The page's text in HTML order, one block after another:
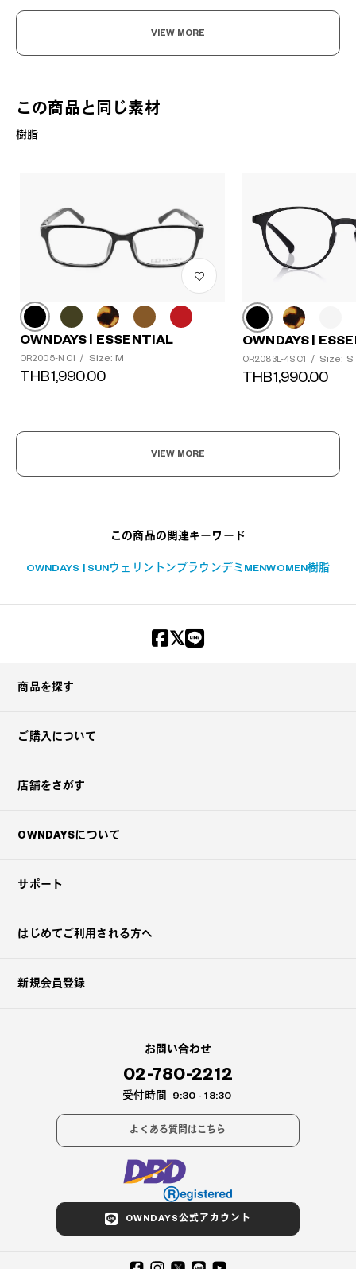
VIEW MORE
この商品と同じ素材
樹脂
OWNDAYS | ESSENTIAL
OR2005-N C1 / Size: M
THB1,990.00
OWNDAYS |
OR2083L-4S C1 / Size: S
THB1,990.00
VIEW MORE
この商品の関連キーワード
OWNDAYS | SUNウェリントンブラウンデミ MENWOMEN樹脂
商品を探す
ご購入について
店舗をさがす
OWNDAYSについて
サポート
はじめてご利用される方へ
新規会員登録
お問い合わせ
02-780-2212
受付時間 9:30 - 18:30
よくある質問はこちら
OWNDAYS公式アカウント